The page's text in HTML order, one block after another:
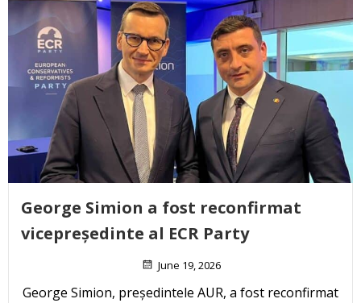
George Simion a fost reconfirmat
vicepreședinte al ECR Party
June 19, 2026
George Simion, președintele AUR, a fost reconfirmat